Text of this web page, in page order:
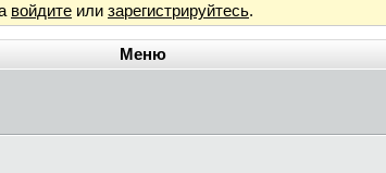
войдите или зарегистрируйтесь.
Меню